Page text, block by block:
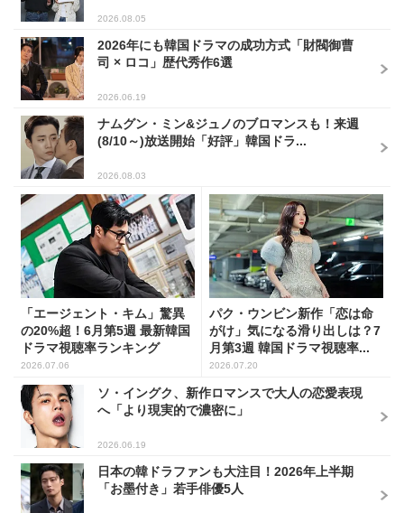
2026.08.05
2026年にも韓国ドラマの成功方式「財閥御曹
司 × ロコ」歴代秀作6選
2026.06.19
ナムグン・ミン&ジュノのブロマンスも！来週
(8/10～)放送開始「好評」韓国ドラ...
2026.08.03
「エージェント・キム」驚異
の20%超！6月第5週 最新韓国
ドラマ視聴率ランキング
2026.07.06
パク・ウンビン新作「恋は命
がけ」気になる滑り出しは？7
月第3週 韓国ドラマ視聴率...
2026.07.20
ソ・イングク、新作ロマンスで大人の恋愛表現
へ「より現実的で濃密に」
2026.06.19
日本の韓ドラファンも大注目！2026年上半期
「お墨付き」若手俳優5人